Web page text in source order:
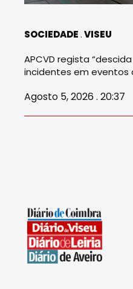
SOCIEDADE VISEU
APCVD regista
incidentes em eventos
Agosto 5, 2026 . 20:37